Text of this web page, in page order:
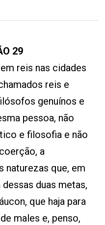
29
reis nas cidades
reis e
genuínos e
pessoa, não
e filosofia e não
a
naturezas que, em
duas metas,
que haja para
males e, penso,